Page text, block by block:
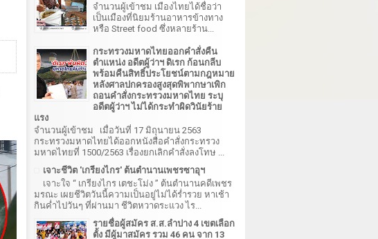
จำนวนผู้เข้าชม เมืองไทยได้ชื่อว่า
เป็นเมืองที่นิยมร้านอาหารข้างทาง
หรือ Street food ซึ่งหลายร้าน...
กระทรวงมหาดไทยออกคำสั่งคืน
ตำแหน่ง อดีตผู้ว่าฯ ดิเรก ก้อนกลีบ
พร้อมคืนสิทธิ์ประโยชน์ตามกฎหมาย
หลังศาลปกครองสูงสุดพิพากษาเพิก
ถอนคำสั่งกระทรวงมหาดไทย ระบุ
อดีตผู้ว่าฯ ไม่ได้กระทำผิดวินัยร้าย
แรง
จำนวนผู้เข้าชม เมื่อวันที่ 17 มิถุนายน 2563
กระทรวงมหาดไทยได้ออกหนังสือคำสั่งกระทรวง
มหาดไทยที่ 1500/2563 เรื่องยกเลิกคำสั่งลงโทษ ...
เจาะชีวิต 'เกรียงไกร' ต้นตำนานเพชรซาอุฯ
เจาะใจ “ เกรียงไกร เตชะโม่ง ” ต้นตำนานคดีเพชร
มรณะ เผยชีวิตวันนี้ความเป็นอยู่ไม่ได้ร่ำรวย หาเช้า
กินค่ำไปวันๆ ที่ผ่านมา ชีวิตหวาดระแวง ไร...
รายชื่อผู้สมัคร ส.ส.ลำปาง 4 เขตเลือก
ตั้ง มีผู้มาสมัคร รวม 46 คน จาก 13